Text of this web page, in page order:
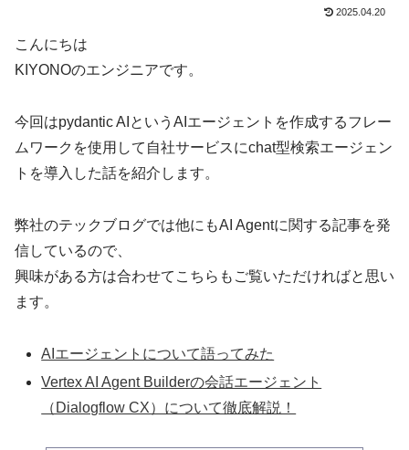
2025.04.20
こんにちは
KIYONOのエンジニアです。
今回はpydantic AIというAIエージェントを作成するフレー
ムワークを使用して自社サービスにchat型検索エージェン
トを導入した話を紹介します。
弊社のテックブログでは他にもAI Agentに関する記事を発
信しているので、
興味がある方は合わせてこちらもご覧いただければと思い
ます。
AIエージェントについて語ってみた
Vertex AI Agent Builderの会話エージェント
（Dialogflow CX）について徹底解説！